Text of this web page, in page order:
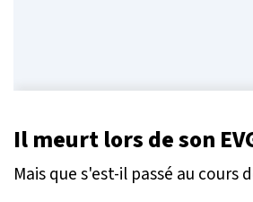
Il meurt lors de son
Mais que s'est-il passé au cours